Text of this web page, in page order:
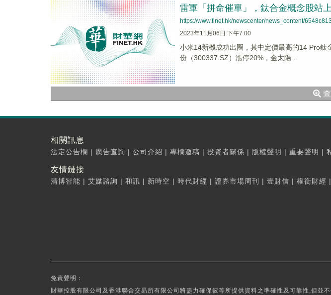
雷軍「拼命催單」，鈦合金概念股站上
https://www.finet.hk/newscenter/news_content/
2023年11月06日 下午7:00
小米14新機成功出圈，其中定價最高的14 Pro
份（300337.SZ）漲停20%，金太陽...
相關訊息
法定公告欄 | 廣告查詢 | 公司介紹 | 專欄邀稿 | 投資者關係 | 版權聲明 | 重要聲明 |
友情鏈接
清博智能 | 艾媒諮詢 | 和訊 | 新時空 | 時代財經 | 證券市場周刊 | 壹財信 | 權衡財經 |
免責聲明：
財華控股有限公司及香港聯合交易所有限公司將盡力確保彼等所提供資料之準確性及可靠性,但並